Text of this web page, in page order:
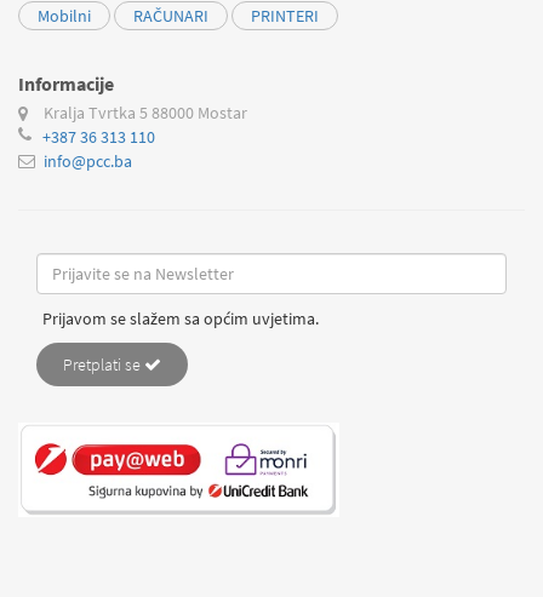
Mobilni
RAČUNARI PRINTERI
Informacije
Kralja Tvrtka 5 88000 Mostar
+387 36 313 110
info@pcc.ba
Prijavom se slažem sa općim uvjetima.
Pretplati se